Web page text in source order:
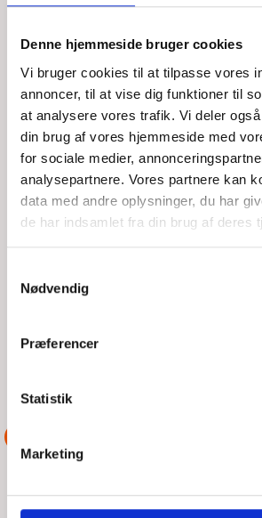
Denne hjemmeside bruger cookies
Vi bruger cookies til at tilpasse vores
annoncer, til at vise dig funktioner til
at analysere vores trafik. Vi deler
din brug af vores hjemmeside med
for sociale medier,
analysepartnere. Vores partnere kan
data med andre oplysninger, du har
de har indsamlet fra din brug af deres
Nødvendig
Præferencer
Statistik
Marketing
35 FODS SEJLBÅD MED
SØMIL FRA BOGENSE
Udkald #58 DSRS Juelsminde. Som
Sejlbåden var på vej retur fra Æbelø da